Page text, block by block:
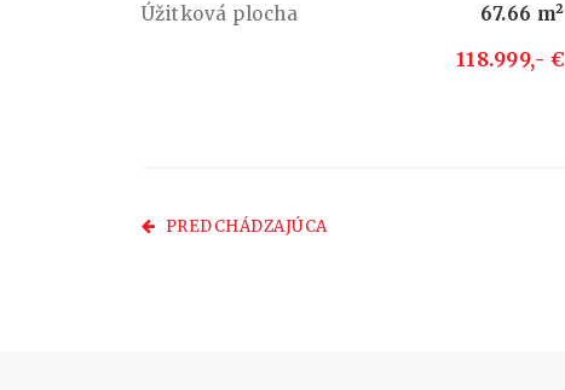
Úžitková plocha
67.66 m²
118.999,- €
PREDCHÁDZAJÚCA